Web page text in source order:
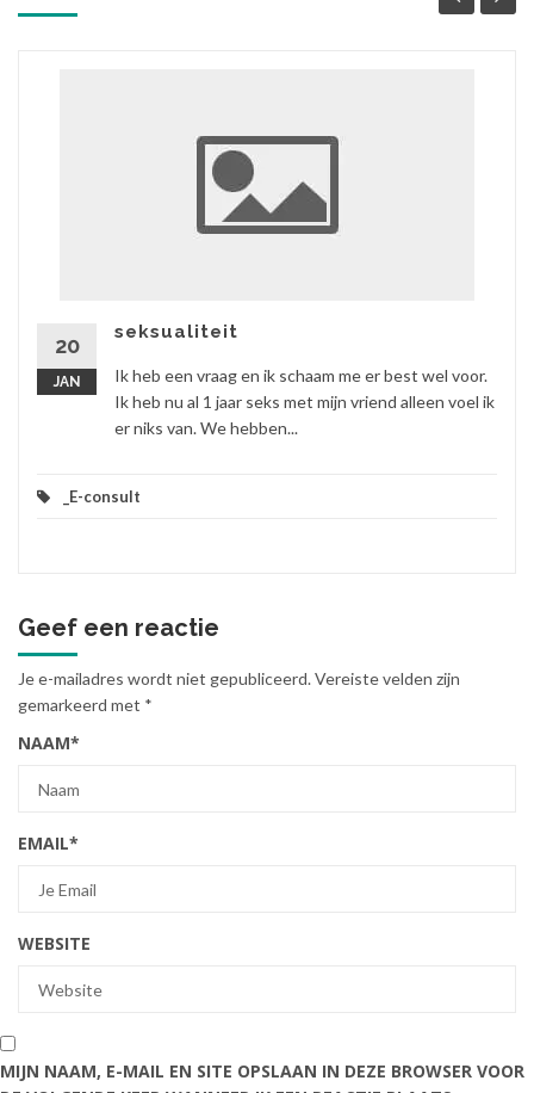
20
JAN
seksualiteit
Ik heb een vraag en ik schaam me er best wel voor.
Ik heb nu al 1 jaar seks met mijn vriend alleen voel ik
er niks van. We hebben...
_E-consult
Geef een reactie
Je e-mailadres wordt niet gepubliceerd.Vereiste velden zijn
gemarkeerd met *
NAAM*
EMAIL*
WEBSITE
MIJN NAAM, E-MAIL EN SITE OPSLAAN IN DEZE BROWSER VOOR